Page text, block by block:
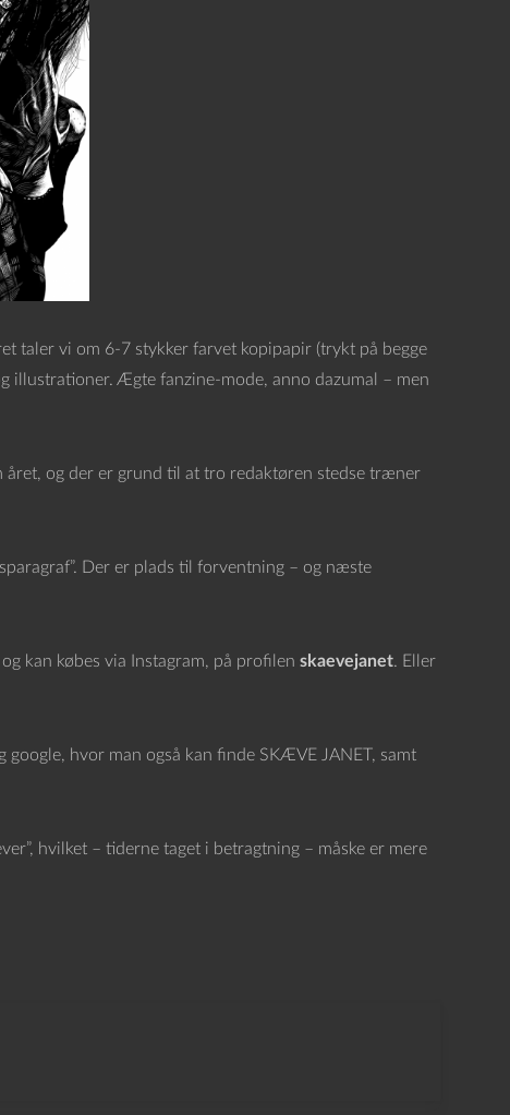
taler vi om 6-7 stykker farvet kopipapir (trykt på begge
illustrationer. Ægte fanzine-mode, anno dazumal – men
året, og der er grund til at tro redaktøren stedse træner
Der er plads til forventning – og næste
kan købes via Instagram, på profilen skaevejanet. Eller
hvor man også kan finde SKÆVE JANET, samt
hvilket – tiderne taget i betragtning – måske er mere